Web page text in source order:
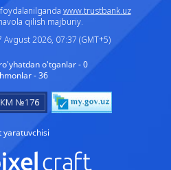
www.trustbank.uz
qilish majburiy.
2026, 07:37 (GMT+5)
ro'yhatdan o'tganlar - 0
- 36
yaratuvchisi